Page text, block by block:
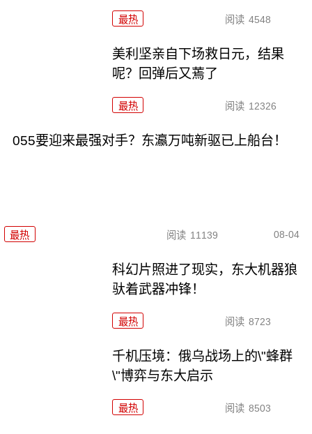
最热 阅读 4548
美利坚亲自下场救日元，结果
呢？回弹后又蔫了
最热 阅读 12326
055要迎来最强对手？东瀛万吨新驱已上船台！
最热 阅读 11139 08-04
科幻片照进了现实，东大机器狼
驮着武器冲锋！
最热 阅读 8723
千机压境：俄乌战场上的\"蜂群
\"博弈与东大启示
最热 阅读 8503